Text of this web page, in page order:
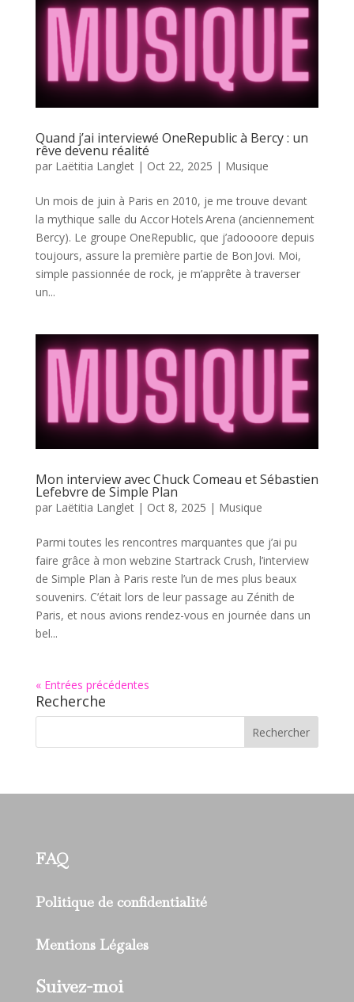
Quand j’ai interviewé OneRepublic à Bercy : un
rêve devenu réalité
par Laëtitia Langlet| Oct 22, 2025 | Musique
Un mois de juin à Paris en 2010, je me trouve devant
la mythique salle du Accor Hotels Arena (anciennement
Bercy). Le groupe OneRepublic, que j’adoooore depuis
toujours, assure la première partie de Bon Jovi. Moi,
simple passionnée de rock, je m’apprête à traverser
un...
Mon interview avec Chuck Comeau et Sébastien
Lefebvre de Simple Plan
par Laëtitia Langlet| Oct 8, 2025 | Musique
Parmi toutes les rencontres marquantes que j’ai pu
faire grâce à mon webzine Startrack Crush, l’interview
de Simple Plan à Paris reste l’un de mes plus beaux
souvenirs. C’était lors de leur passage au Zénith de
Paris, et nous avions rendez-vous en journée dans un
bel...
« Entrées précédentes
Recherche
FAQ
Politique de confidentialité
Mentions Légales
Suivez-moi